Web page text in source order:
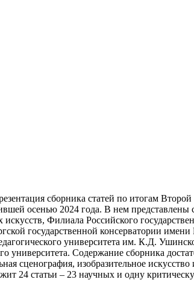
сборника статей по итогам
осенью 2024 года. В нем представлены
Филиала Российского
государственной консерватории
университета им. К.Д.
Содержание сборника
сценография, изобразительное
24 статьи – 23 научных и одну